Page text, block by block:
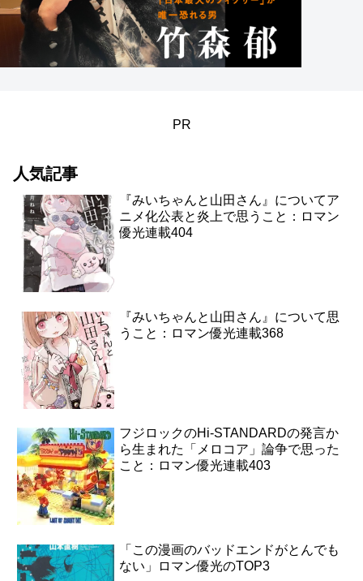
PR
人気記事
『みいちゃんと山田さん』についてア
ニメ化公表と炎上で思うこと：ロマン
優光連載404
『みいちゃんと山田さん』について思
うこと：ロマン優光連載368
フジロックのHi-STANDARDの発言か
ら生まれた「メロコア」論争で思った
こと：ロマン優光連載403
「この漫画のバッドエンドがとんでも
ない」ロマン優光のTOP3